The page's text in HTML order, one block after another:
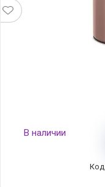
Мусорный
В наличии
Код